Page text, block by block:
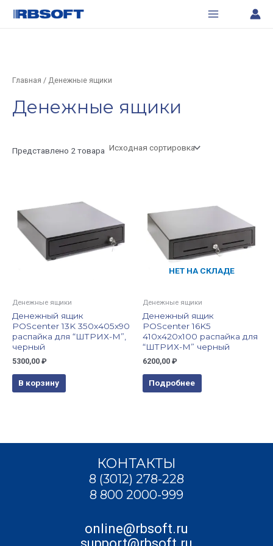
Main
Главная / Денежные ящики
Денежные ящики
Представлено 2 товара
Денежные ящики
Денежный ящик
POScenter 13K 350x405x90
распайка для “ШТРИХ-М”,
черный
5300,00 ₽
В корзину
НЕТ НА СКЛАДЕ
Денежные ящики
Денежный ящик
POScenter 16K5
410x420x100 распайка для
“ШТРИХ-М” черный
6200,00 ₽
Подробнее
КОНТАКТЫ
8 (3012) 278-228
8 800 2000-999
online@rbsoft.ru